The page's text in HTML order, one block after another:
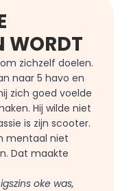
WORDT
zichzelf doelen.
naar 5 havo en
zich goed voelde
Hij wilde niet
is zijn scooter.
mentaal niet
Dat maakte
oke was,